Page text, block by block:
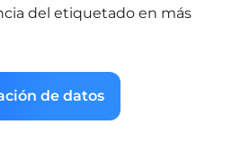
del etiquetado en más
de datos